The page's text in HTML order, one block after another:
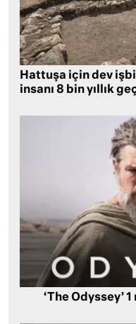
Hattuşa için dev
insanı 8 bin yıllık
‘The Odyssey’